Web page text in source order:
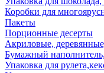
Коробки для
Пакеты
Порционные десерты
Акриловые,
Бумажный
Упаковка для